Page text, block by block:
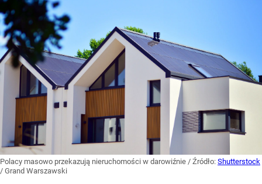
Polacy masowo przekazują nieruchomości w darowiźnie / Źródło: Shutterstock
/ Grand Warszawski